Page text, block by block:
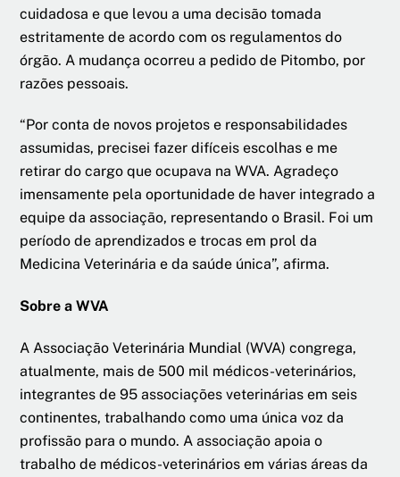
cuidadosa e que levou a uma decisão tomada
estritamente de acordo com os regulamentos do
órgão. A mudança ocorreu a pedido de Pitombo, por
razões pessoais.
“Por conta de novos projetos e responsabilidades
assumidas, precisei fazer difíceis escolhas e me
retirar do cargo que ocupava na WVA. Agradeço
imensamente pela oportunidade de haver integrado a
equipe da associação, representando o Brasil. Foi um
período de aprendizados e trocas em prol da
Medicina Veterinária e da saúde única”, afirma.
Sobre a WVA
A Associação Veterinária Mundial (WVA) congrega,
atualmente, mais de 500 mil médicos-veterinários,
integrantes de 95 associações veterinárias em seis
continentes, trabalhando como uma única voz da
profissão para o mundo. A associação apoia o
trabalho de médicos-veterinários em várias áreas da